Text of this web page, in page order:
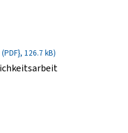
126.7 kB)